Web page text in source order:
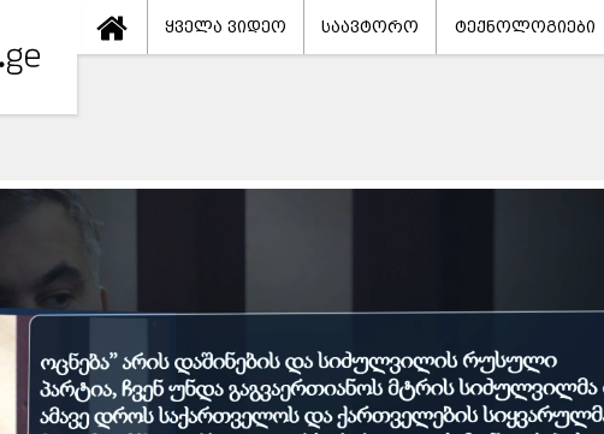
ყველა ვიდეო საავტორო ტექნოლოგიები